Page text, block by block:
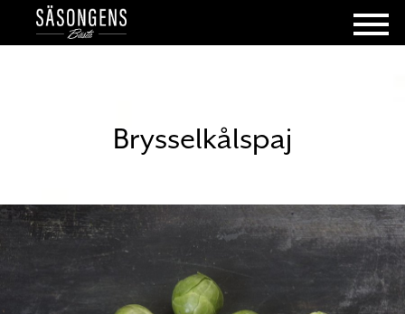
Brysselkålspaj